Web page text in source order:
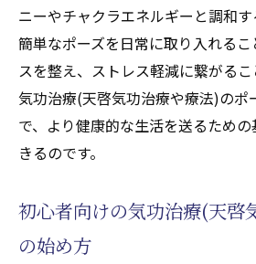
バランスを整えるための
治療や療法)の効果的なポ
身体のクンダリニーやチ
ラインを整える気功治療(
法)法
スを保つための日常的実
気功治療(天啓気功治療や
ニーやチャクラエネルギーと調和す
簡単なポーズを日常に取り入れる
スを整え、ストレス軽減に繋がるこ
気功治療(天啓気功治療や療法)のポ
で、より健康的な生活を送るため
きるのです。
初心者向けの気功治療(天啓
の始め方